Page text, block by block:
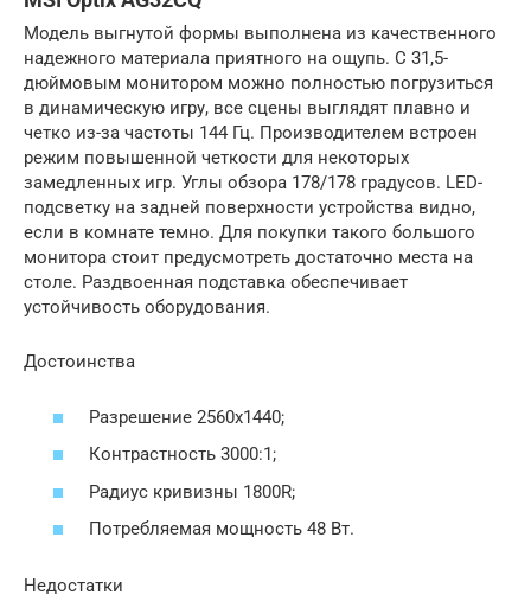
Модель выгнутой формы выполнена из качественного
надежного материала приятного на ощупь. С 31,5-
дюймовым монитором можно полностью погрузиться
в динамическую игру, все сцены выглядят плавно и
четко из-за частоты 144 Гц. Производителем встроен
режим повышенной четкости для некоторых
замедленных игр. Углы обзора 178/178 градусов. LED-
подсветку на задней поверхности устройства видно,
если в комнате темно. Для покупки такого большого
монитора стоит предусмотреть достаточно места на
столе. Раздвоенная подставка обеспечивает
устойчивость оборудования.
Достоинства
Разрешение 2560х1440;
Контрастность 3000:1;
Радиус кривизны 1800R;
Потребляемая мощность 48 Вт.
Недостатки